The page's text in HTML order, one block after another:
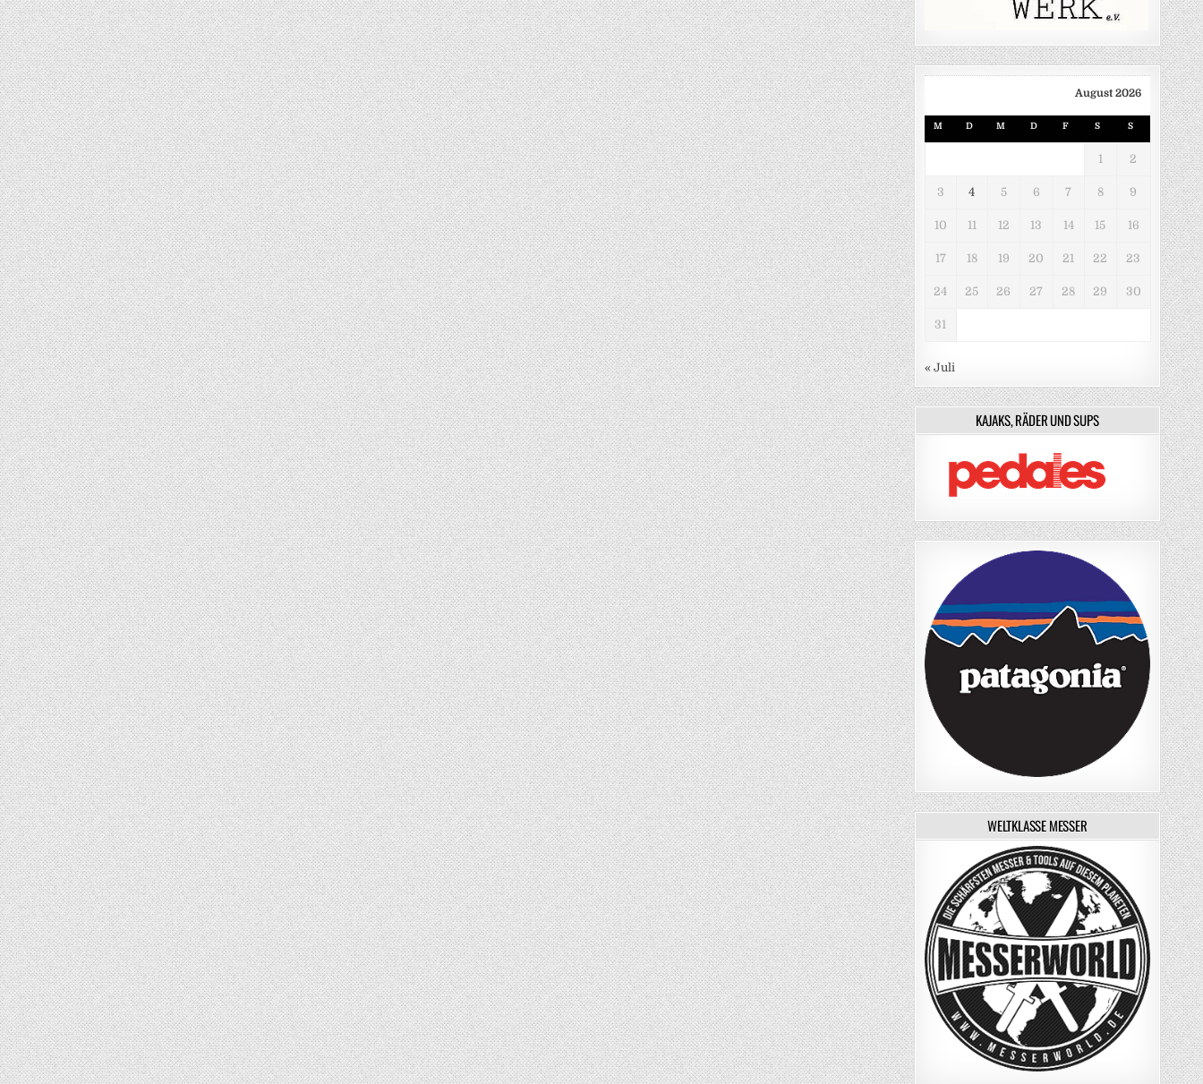
August 2026
M D M D F S S
1 2
3 4 5 6 7 8 9
10 11 12 13 14 15 16
17 18 19 20 21 22 23
24 25 26 27 28 29 30
31
« Juli
KAJAKS, RÄDER UND SUPS
WELTKLASSE MESSER